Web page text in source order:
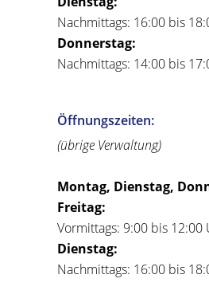
Nachmittags: 16:00 bis
Donnerstag:
Nachmittags: 14:00 bis
Öffnungszeiten:
(übrige Verwaltung)
Montag, Dienstag,
Freitag:
Vormittags: 9:00 bis 12:00
Dienstag:
Nachmittags: 16:00 bis